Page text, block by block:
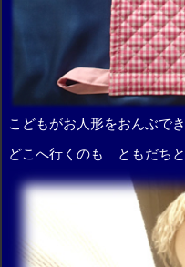
こどもがお人形をおんぶで
どこへ行くのも ともだちと